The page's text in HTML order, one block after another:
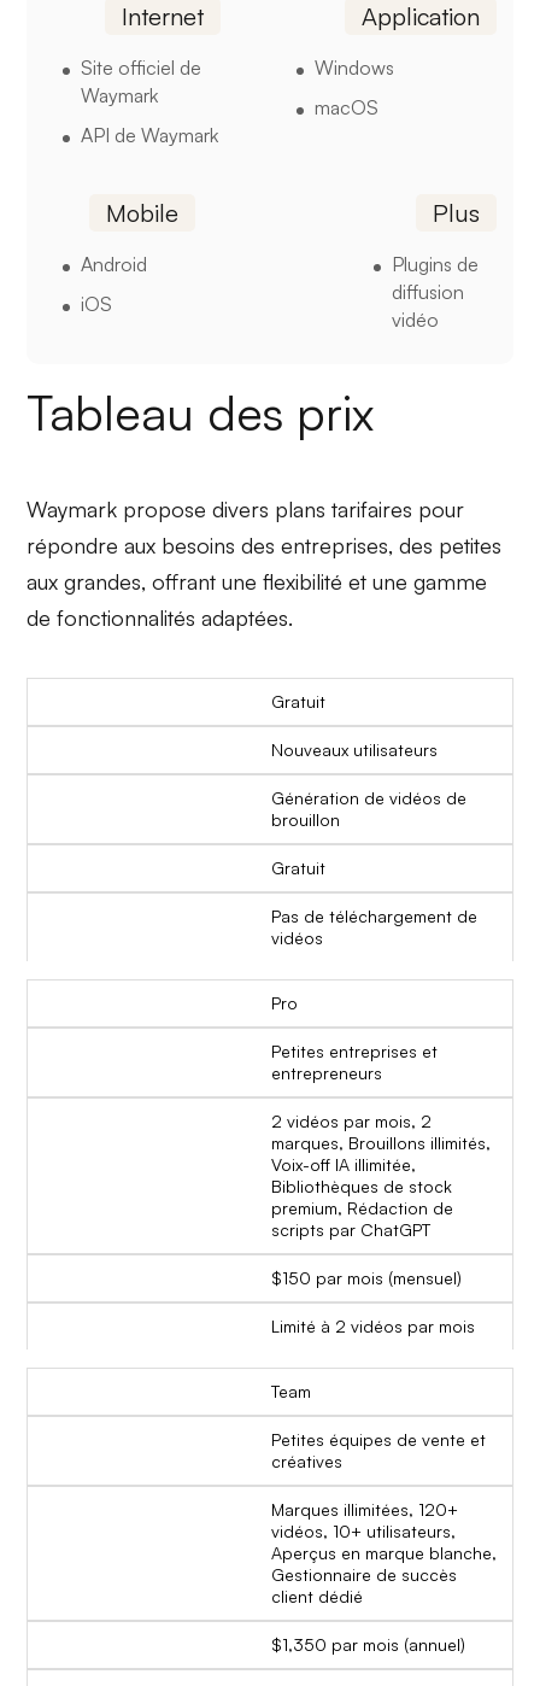
Internet
Site officiel de
Waymark
API de Waymark
Application
Windows
macOS
Mobile
Android
iOS
Plus
Plugins de
diffusion
vidéo
Tableau des prix
Waymark propose divers plans tarifaires pour
répondre aux besoins des entreprises, des petites
aux grandes, offrant une flexibilité et une gamme
de fonctionnalités adaptées.
Gratuit
Nouveaux utilisateurs
Génération de vidéos de
brouillon
Gratuit
Pas de téléchargement de
vidéos
Pro
Petites entreprises et
entrepreneurs
2 vidéos par mois, 2
marques, Brouillons illimités,
Voix-off IA illimitée,
Bibliothèques de stock
premium, Rédaction de
scripts par ChatGPT
$150 par mois (mensuel)
Limité à 2 vidéos par mois
Team
Petites équipes de vente et
créatives
Marques illimitées, 120+
vidéos, 10+ utilisateurs,
Aperçus en marque blanche,
Gestionnaire de succès
client dédié
$1,350 par mois (annuel)